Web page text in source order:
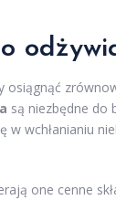
są niezbędne do
w wchłanianiu
one cenne